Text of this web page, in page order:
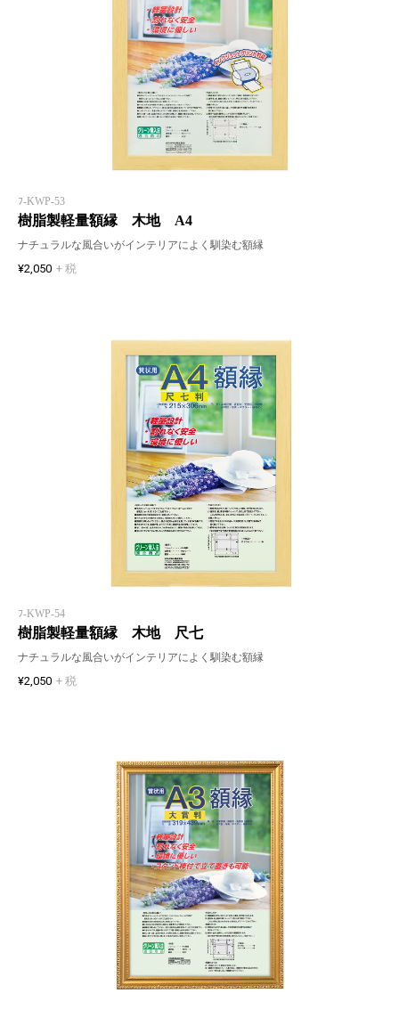
ﾌ-KWP-53
樹脂製軽量額縁 木地 A4
ナチュラルな風合いがインテリアによく馴染む額縁
¥2,050 + 税
ﾌ-KWP-54
樹脂製軽量額縁 木地 尺七
ナチュラルな風合いがインテリアによく馴染む額縁
¥2,050 + 税